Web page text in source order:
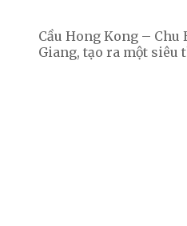
Cầu Hong Kong – Chu
Giang, tạo ra một siêu